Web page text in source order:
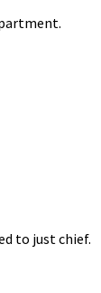
to just chief.